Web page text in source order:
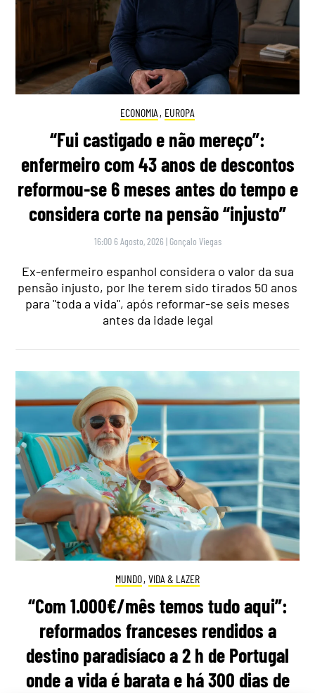
ECONOMIA , EUROPA
“Fui castigado e não mereço”:
enfermeiro com 43 anos de descontos
reformou-se 6 meses antes do tempo e
considera corte na pensão “injusto”
16:00 6 Agosto, 2026 | Gonçalo Viegas
Ex-enfermeiro espanhol considera o valor da sua
pensão injusto, por lhe terem sido tirados 50 anos
para "toda a vida", após reformar-se seis meses
antes da idade legal
MUNDO, VIDA & LAZER
“Com 1.000€/mês temos tudo aqui”:
reformados franceses rendidos a
destino paradisíaco a 2 h de Portugal
onde a vida é barata e há 300 dias de